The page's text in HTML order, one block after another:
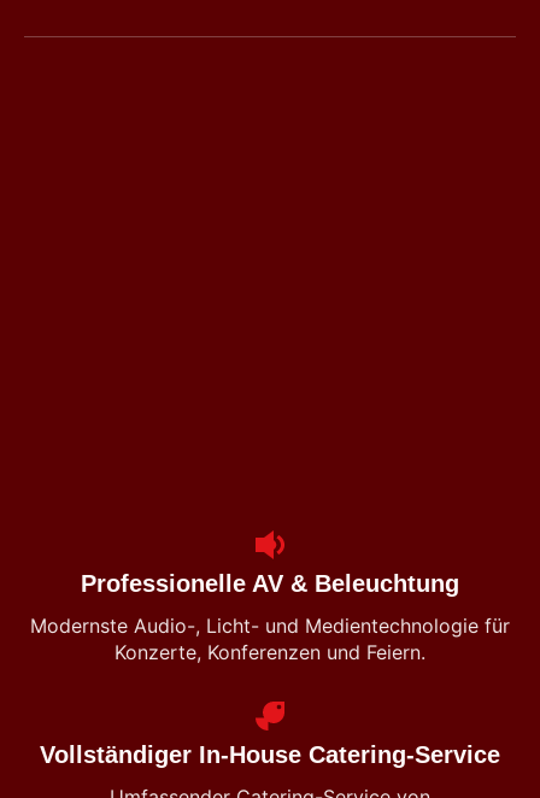
Professionelle AV & Beleuchtung
Modernste Audio-, Licht- und Medientechnologie für
Konzerte, Konferenzen und Feiern.
Vollständiger In-House Catering-Service